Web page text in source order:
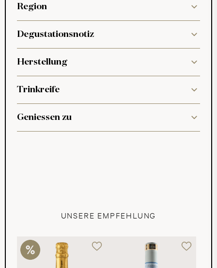
Region
Degustationsnotiz
Herstellung
Trinkreife
Geniessen zu
UNSERE EMPFEHLUNG